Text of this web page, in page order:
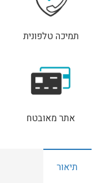
FIP
נורבגיה
קלימטקניק
תמיכה טלפונית
אתר מאובטח
תיאור